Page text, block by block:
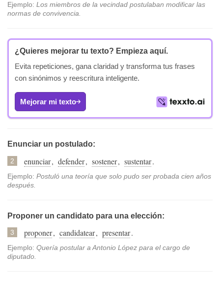
Ejemplo: Los miembros de la vecindad postulaban modificar las
normas de convivencia.
¿Quieres mejorar tu texto? Empieza aquí.
Evita repeticiones, gana claridad y transforma tus frases
con sinónimos y reescritura inteligente.
Mejorar mi texto
Enunciar un postulado:
2 enunciar, defender, sostener, sustentar.
Ejemplo: Postuló una teoría que solo pudo ser probada cien años
después.
Proponer un candidato para una elección:
3 proponer, candidatear, presentar.
Ejemplo: Quería postular a Antonio López para el cargo de
diputado.